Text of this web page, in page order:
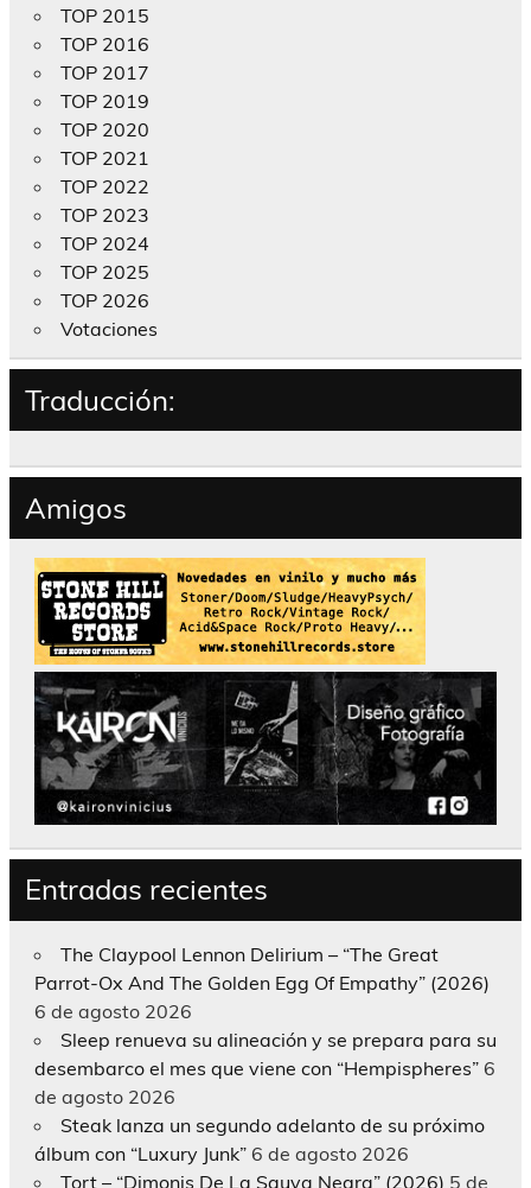
TOP 2015
TOP 2016
TOP 2017
TOP 2019
TOP 2020
TOP 2021
TOP 2022
TOP 2023
TOP 2024
TOP 2025
TOP 2026
Votaciones
Traducción:
Amigos
Entradas recientes
The Claypool Lennon Delirium – “The Great
Parrot-Ox And The Golden Egg Of Empathy” (2026)
6 de agosto 2026
Sleep renueva su alineación y se prepara para su
desembarco el mes que viene con “Hempispheres” 6
de agosto 2026
Steak lanza un segundo adelanto de su próximo
álbum con “Luxury Junk” 6 de agosto 2026
Tort – “Dimonis De La Sauva Negra” (2026) 5 de